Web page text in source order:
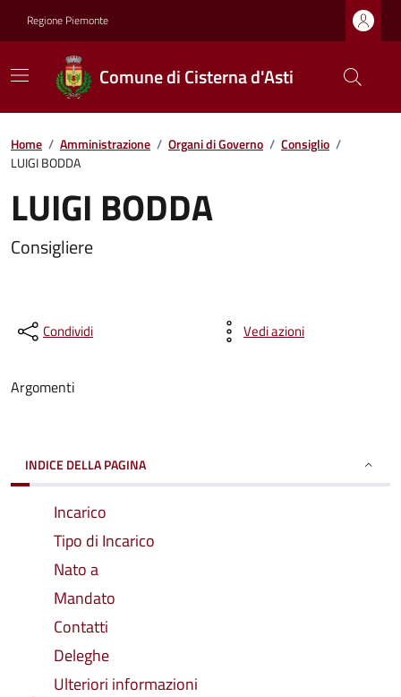
Regione Piemonte
Comune di Cisterna d'Asti
Home / Amministrazione / Organi di Governo / Consiglio /
LUIGI BODDA
LUIGI BODDA
Consigliere
Condividi Vedi azioni
Argomenti
INDICE DELLA PAGINA
Incarico
Tipo di Incarico
Nato a
Mandato
Contatti
Deleghe
Ulteriori informazioni